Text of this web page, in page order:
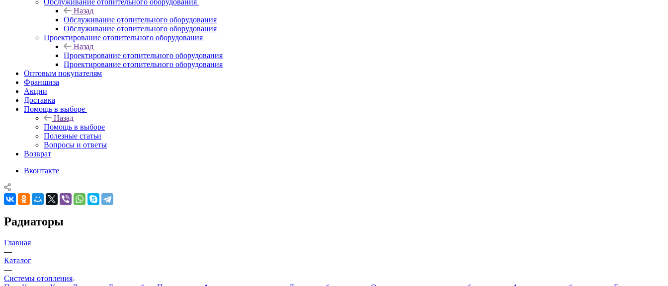
Обслуживание отопительного оборудования
Назад
Обслуживание отопительного оборудования
Обслуживание отопительного оборудования
Проектирование отопительного оборудования
Назад
Проектирование отопительного оборудования
Проектирование отопительного оборудования
Оптовым покупателям
Франшиза
Акции
Доставка
Помощь в выборе
Назад
Помощь в выборе
Полезные статьи
Вопросы и ответы
Возврат
Вконтакте
Радиаторы
Главная
—
Каталог
—
Системы отопления